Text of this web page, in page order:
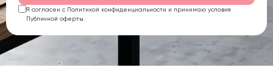
Я согласен с Политикой конфиденциальности и принимаю условия
Публичной оферты.